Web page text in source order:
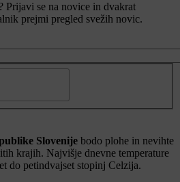
Prijavi se na novice in dvakrat
prejmi pregled svežih novic.
Slovenije bodo plohe in nevihte
krajih. Najvišje dnevne temperature
do petindvajset stopinj Celzija.